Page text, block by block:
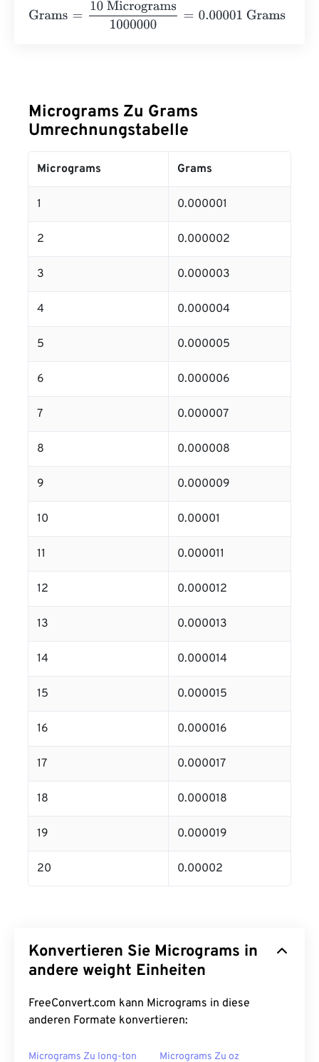
Grams
10 Micrograms1000000 0.00001 Grams
Micrograms Zu Grams
Umrechnungstabelle
Micrograms Grams
1 0.000001
2 0.000002
3 0.000003
4 0.000004
5 0.000005
6 0.000006
7 0.000007
8 0.000008
9 0.000009
10 0.00001
11 0.000011
12 0.000012
13 0.000013
14 0.000014
15 0.000015
16 0.000016
17 0.000017
18 0.000018
19 0.000019
20 0.00002
Konvertieren Sie Micrograms in
andere weight Einheiten
FreeConvert.com kann Micrograms in diese
anderen Formate konvertieren:
Micrograms Zu long-ton Micrograms Zu oz